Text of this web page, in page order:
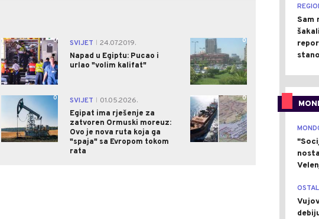
0 SVIJET
24.07.2019.
Napad u Egiptu: Pucao i
urlao "volim kalifat"
0
0 SVIJET
01.05.2026.
Egipat ima rješenje za
zatvoren Ormuski moreuz:
Ovo je nova ruta koja ga
"spaja" sa Evropom tokom
rata
0
Sam